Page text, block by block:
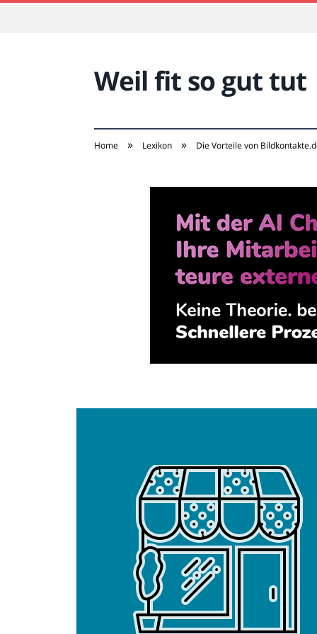
Weil fit so gut tut
Home » Lexikon » Die Vorteile von